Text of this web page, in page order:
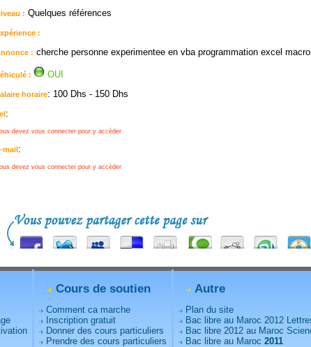
: Quelques références
:
: cherche personne experimentee en vba programmation excel
: OUI
horaire: 100 Dhs - 150 Dhs
:
devez vous connecter pour y accèder
mail:
devez vous connecter pour y accèder
Cours de soutien
Comment ca marche
Inscription gratuit
Donner des cours particuliers
Prendre des cours particuliers
Autre
Plan du site
Bac libre au Maroc 2012
Bac libre 2012 au Maroc
Bac libre au Maroc 2011